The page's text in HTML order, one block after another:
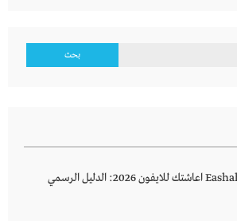
تحميل تطبيق Eashahtech اعاشتك للايفون 2026: الدليل الرسمي